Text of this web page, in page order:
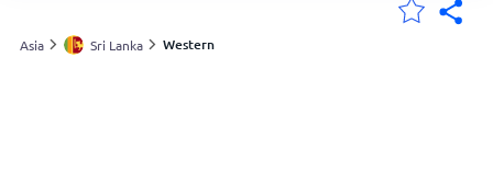
Svizzera
Asia Sri Lanka Western